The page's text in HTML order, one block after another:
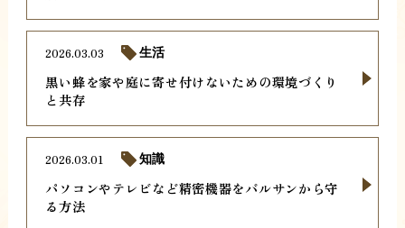
黒い蜂を家や庭に寄せ付けないための環境づくり
と共存
2026.03.03 生活
パソコンやテレビなど精密機器をバルサンから守
る方法
2026.03.01 知識